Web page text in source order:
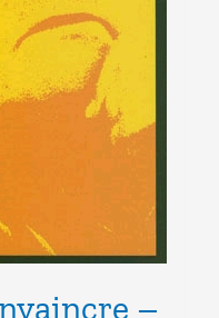
–